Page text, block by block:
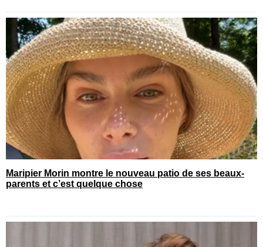
Maripier Morin montre le nouveau patio de ses beaux-
parents et c’est quelque chose